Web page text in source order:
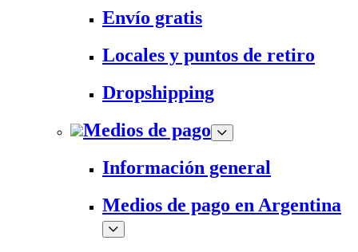
Envío gratis
Locales y puntos de retiro
Dropshipping
Medios de pago
Información general
Medios de pago en Argentina